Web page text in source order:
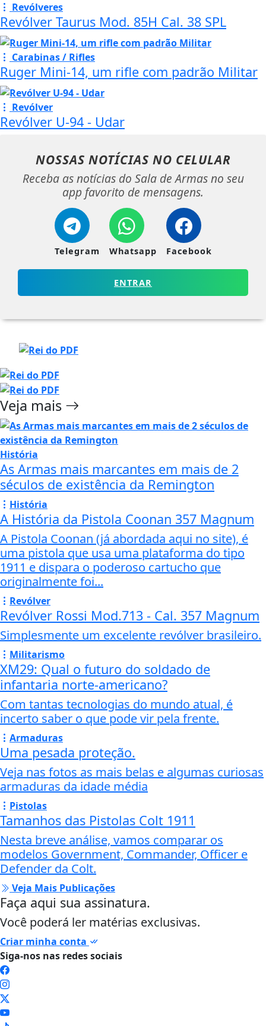
Revólveres
Revólver Taurus Mod. 85H Cal. 38 SPL
Carabinas / Rifles
Ruger Mini-14, um rifle com padrão Militar
Revólver
Revólver U-94 - Udar
NOSSAS NOTÍCIAS NO CELULAR
Receba as notícias do Sala de Armas no seu
app favorito de mensagens.
Telegram Whatsapp Facebook
ENTRAR
Veja mais
História
As Armas mais marcantes em mais de 2
séculos de existência da Remington
História
A História da Pistola Coonan 357 Magnum
A Pistola Coonan (já abordada aqui no site), é
uma pistola que usa uma plataforma do tipo
1911 e dispara o poderoso cartucho que
originalmente foi...
Revólver
Revólver Rossi Mod.713 - Cal. 357 Magnum
Simplesmente um excelente revólver brasileiro.
Militarismo
XM29: Qual o futuro do soldado de
infantaria norte-americano?
Com tantas tecnologias do mundo atual, é
incerto saber o que pode vir pela frente.
Armaduras
Uma pesada proteção.
Veja nas fotos as mais belas e algumas curiosas
armaduras da idade média
Pistolas
Tamanhos das Pistolas Colt 1911
Nesta breve análise, vamos comparar os
modelos Government, Commander, Officer e
Defender da Colt.
Veja Mais Publicações
Faça aqui sua assinatura.
Você poderá ler matérias exclusivas.
Criar minha conta
Siga-nos nas redes sociais